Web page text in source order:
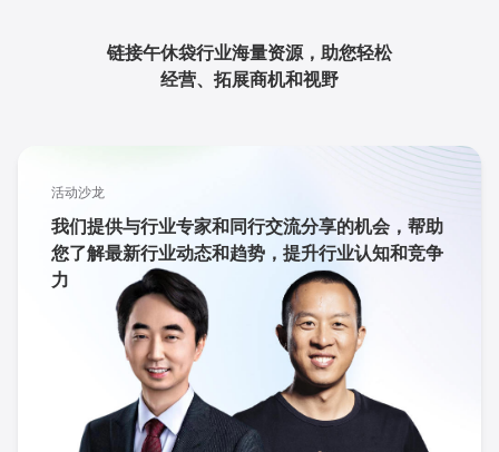
链接午休袋行业海量资源，助您轻松
经营、拓展商机和视野
活动沙龙
我们提供与行业专家和同行交流分享的机会，帮助
您了解最新行业动态和趋势，提升行业认知和竞争
力